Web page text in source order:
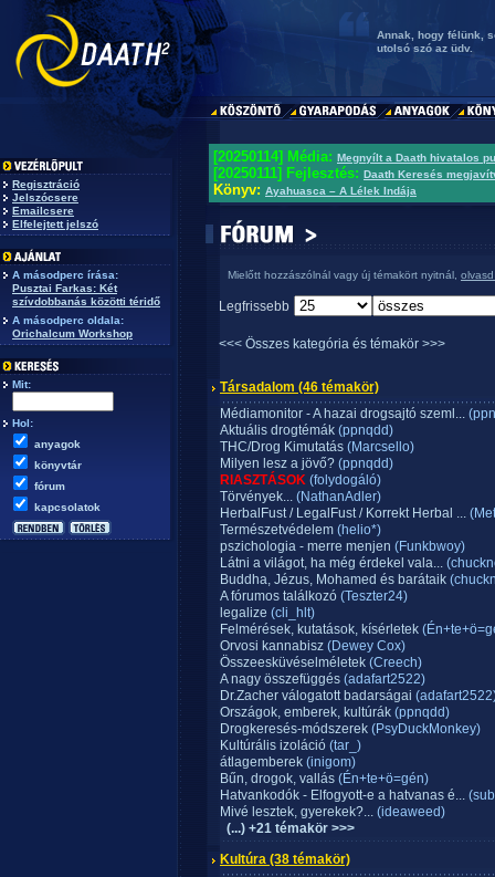
Annak, hogy félünk,
utolsó szó az üdv.
Regisztráció
Jelszócsere
Emailcsere
Elfelejtett jelszó
A másodperc írása:
Pusztai Farkas: Két
szívdobbanás közötti téridő
A másodperc oldala:
Orichalcum Workshop
Mit:
Hol:
anyagok
könyvtár
fórum
kapcsolatok
[20250114] Média: Megnyílt a Daath hivatalos
[20250111] Fejlesztés: Daath Keresés
Könyv: Ayahuasca – A Lélek Indája
Mielőtt hozzászólnál vagy új témakört nyitnál,
Legfrissebb
<<< Összes kategória és témakör >>>
Társadalom (46 témakör)
Médiamonitor - A hazai drogsajtó szeml...
Aktuális drogtémák (ppnqdd)
THC/Drog Kimutatás (Marcsello)
Milyen lesz a jövő? (ppnqdd)
RIASZTÁSOK (folydogáló)
Törvények... (NathanAdler)
HerbalFust / LegalFust / Korrekt Herbal ...
Természetvédelem (helio*)
pszichologia - merre menjen (Funkbwoy)
Látni a világot, ha még érdekel vala...
Buddha, Jézus, Mohamed és barátaik
A fórumos találkozó (Teszter24)
legalize (cli_hlt)
Felmérések, kutatások, kísérletek
Orvosi kannabisz (Dewey Cox)
Összeesküvéselméletek (Creech)
A nagy összefüggés (adafart2522)
Dr.Zacher válogatott badarságai
Országok, emberek, kultúrák (ppnqdd)
Drogkeresés-módszerek (PsyDuckMonkey)
Kultúrális izoláció (tar_)
átlagemberek (inigom)
Bűn, drogok, vallás (Én+te+ö=gén)
Hatvankodók - Elfogyott-e a hatvanas é...
Mivé lesztek, gyerekek?... (ideaweed)
(...) +21 témakör >>>
Kultúra (38 témakör)